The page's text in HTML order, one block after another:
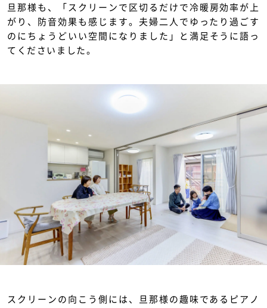
旦那様も、「スクリーンで区切るだけで冷暖房効率が上
がり、防音効果も感じます。夫婦二人でゆったり過ごす
のにちょうどいい空間になりました」と満足そうに語っ
てくださいました。
スクリーンの向こう側には、旦那様の趣味であるピアノ